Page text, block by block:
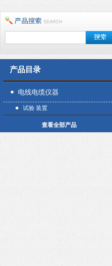
产品目录
电线电缆仪器
试验 装置
查看全部产品